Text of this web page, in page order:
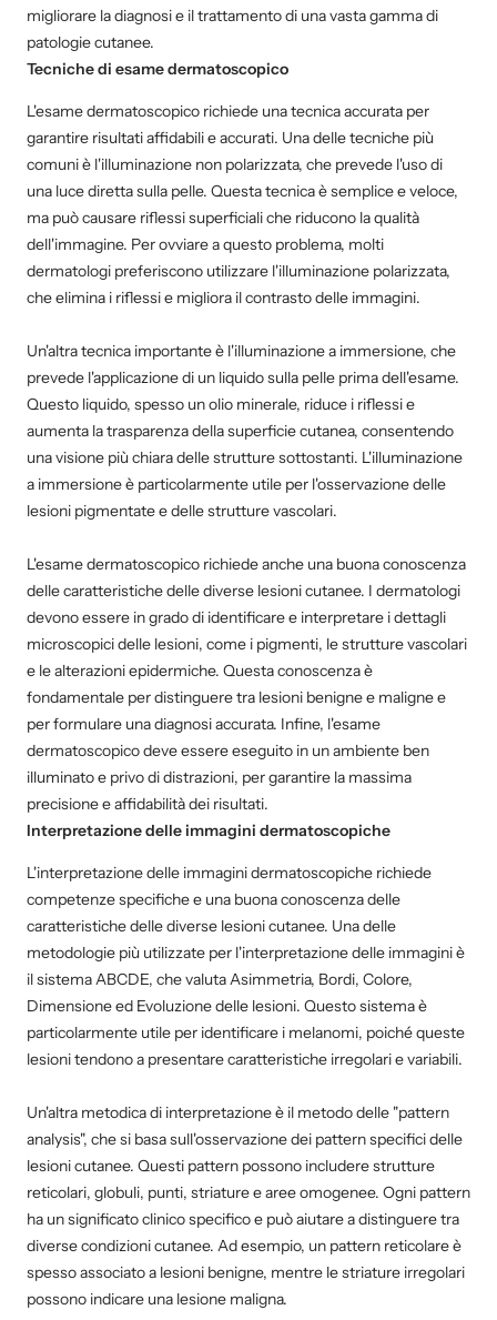
migliorare la diagnosi e il trattamento di una vasta gamma di
patologie cutanee.
Tecniche di esame dermatoscopico
L'esame dermatoscopico richiede una tecnica accurata per
garantire risultati affidabili e accurati. Una delle tecniche più
comuni è l'illuminazione non polarizzata, che prevede l'uso di
una luce diretta sulla pelle. Questa tecnica è semplice e veloce,
ma può causare riflessi superficiali che riducono la qualità
dell'immagine. Per ovviare a questo problema, molti
dermatologi preferiscono utilizzare l'illuminazione polarizzata,
che elimina i riflessi e migliora il contrasto delle immagini.
Un'altra tecnica importante è l'illuminazione a immersione, che
prevede l'applicazione di un liquido sulla pelle prima dell'esame.
Questo liquido, spesso un olio minerale, riduce i riflessi e
aumenta la trasparenza della superficie cutanea, consentendo
una visione più chiara delle strutture sottostanti. L'illuminazione
a immersione è particolarmente utile per l'osservazione delle
lesioni pigmentate e delle strutture vascolari.
L'esame dermatoscopico richiede anche una buona conoscenza
delle caratteristiche delle diverse lesioni cutanee. I dermatologi
devono essere in grado di identificare e interpretare i dettagli
microscopici delle lesioni, come i pigmenti, le strutture vascolari
e le alterazioni epidermiche. Questa conoscenza è
fondamentale per distinguere tra lesioni benigne e maligne e
per formulare una diagnosi accurata. Infine, l'esame
dermatoscopico deve essere eseguito in un ambiente ben
illuminato e privo di distrazioni, per garantire la massima
precisione e affidabilità dei risultati.
Interpretazione delle immagini dermatoscopiche
L'interpretazione delle immagini dermatoscopiche richiede
competenze specifiche e una buona conoscenza delle
caratteristiche delle diverse lesioni cutanee. Una delle
metodologie più utilizzate per l'interpretazione delle immagini è
il sistema ABCDE, che valuta Asimmetria, Bordi, Colore,
Dimensione ed Evoluzione delle lesioni. Questo sistema è
particolarmente utile per identificare i melanomi, poiché queste
lesioni tendono a presentare caratteristiche irregolari e variabili.
Un'altra metodica di interpretazione è il metodo delle "pattern
analysis", che si basa sull'osservazione dei pattern specifici delle
lesioni cutanee. Questi pattern possono includere strutture
reticolari, globuli, punti, striature e aree omogenee. Ogni pattern
ha un significato clinico specifico e può aiutare a distinguere tra
diverse condizioni cutanee. Ad esempio, un pattern reticolare è
spesso associato a lesioni benigne, mentre le striature irregolari
possono indicare una lesione maligna.